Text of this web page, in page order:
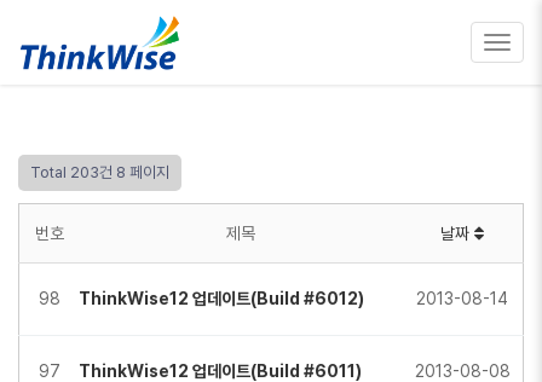
Total 203건 8 페이지
번호 제목 날짜
98 ThinkWise12 업데이트(Build #6012) 2013-08-14
97 ThinkWise12 업데이트(Build #6011) 2013-08-08